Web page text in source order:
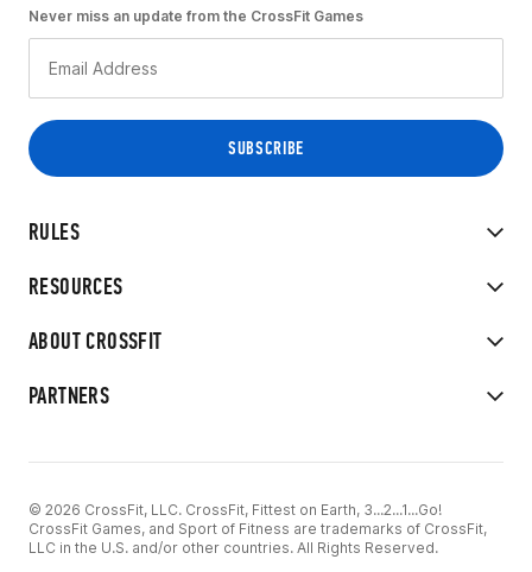
RULES
RESOURCES
ABOUT CROSSFIT
PARTNERS
Never miss an update from the CrossFit Games
© 2026 CrossFit, LLC. CrossFit, Fittest on Earth, 3...2...1...Go!
CrossFit Games, and Sport of Fitness are trademarks of CrossFit,
LLC in the U.S. and/or other countries. All Rights Reserved.